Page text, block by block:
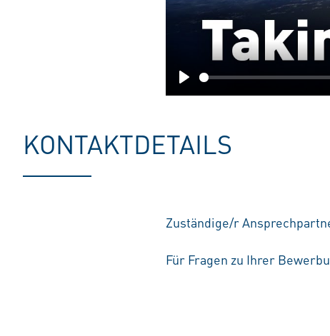
Play
KONTAKTDETAILS
Zuständige/r
Für Fragen zu Ihrer